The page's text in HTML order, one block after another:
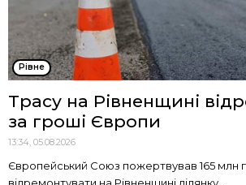
Рівне
Трасу на Рівненщині
за гроші Європи
13:34, 05.08.2026
Європейський Союз пожертвував 165 млн